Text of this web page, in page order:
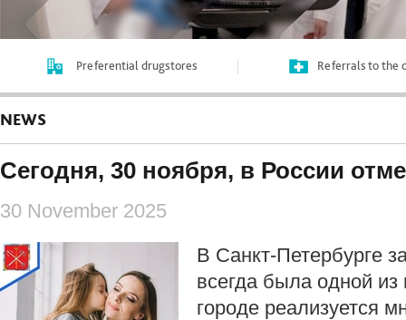
Preferential drugstores Referrals to the
NEWS
Сегодня, 30 ноября, в России
30 November 2025
В Санкт-Петербурге
всегда была одной
городе реализуется